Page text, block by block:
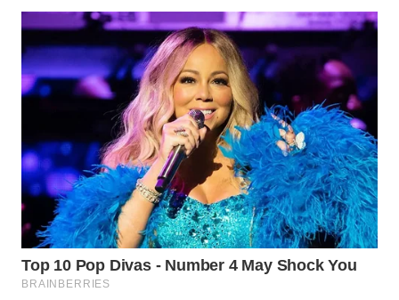
WN
TAPANULI
UTARA
WN
WN
PADANG
LAWAS
WN
SUMEDANG